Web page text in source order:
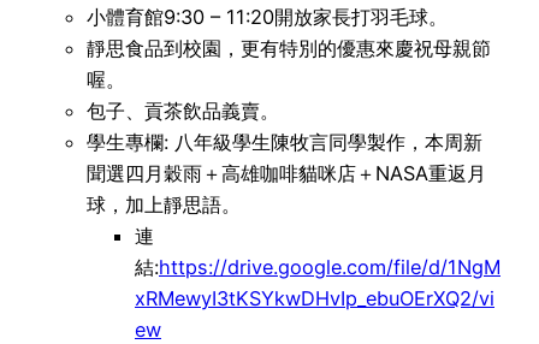
小體育館9:30 – 11:20開放家長打羽毛球。
靜思食品到校園，更有特別的優惠來慶祝母親節
喔。
包子、貢茶飲品義賣。
學生專欄: 八年級學生陳牧言同學製作，本周新
聞選四月穀雨＋高雄咖啡貓咪店＋NASA重返月
球，加上靜思語。
連
結:https://drive.google.com/file/d/1NgM
xRMewyI3tKSYkwDHvIp_ebuOErXQ2/vi
ew